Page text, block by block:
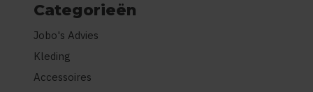
Categorieën
Jobo's Advies
Kleding
Accessoires